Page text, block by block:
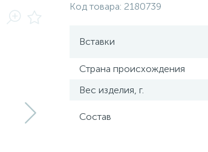
Код товара: 2180739
Вставки
Страна происхождения
Вес изделия, г.
Состав